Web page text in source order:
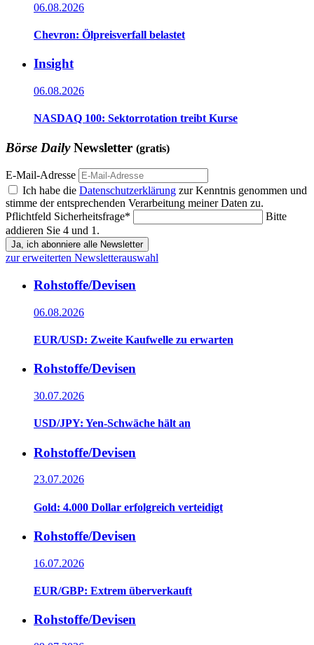
06.08.2026
Chevron: Ölpreisverfall belastet
Insight
06.08.2026
NASDAQ 100: Sektorrotation treibt Kurse
Börse DailyNewsletter (gratis)
E-Mail-Adresse
Ich habe die Datenschutzerklärung zur Kenntnis genommen und
stimme der entsprechenden Verarbeitung meiner Daten zu.
Pflichtfeld Sicherheitsfrage*
Bitte
addieren Sie 4 und 1.
Ja, ich abonniere alle Newsletter
zur erweiterten Newsletterauswahl
Rohstoffe/Devisen
06.08.2026
EUR/USD: Zweite Kaufwelle zu erwarten
Rohstoffe/Devisen
30.07.2026
USD/JPY: Yen-Schwäche hält an
Rohstoffe/Devisen
23.07.2026
Gold: 4.000 Dollar erfolgreich verteidigt
Rohstoffe/Devisen
16.07.2026
EUR/GBP: Extrem überverkauft
Rohstoffe/Devisen